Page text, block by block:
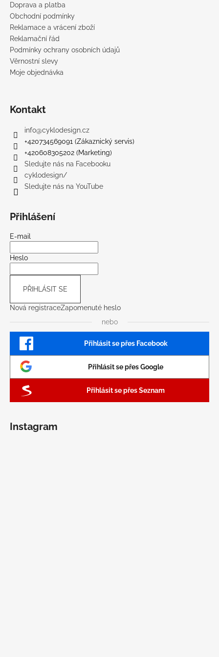
Doprava a platba
Obchodní podmínky
Reklamace a vrácení zboží
Reklamační řád
Podmínky ochrany osobních údajů
Věrnostní slevy
Moje objednávka
Kontakt
info@cyklodesign.cz
+420734569091 (Zákaznický servis)
+420608305202 (Marketing)
Sledujte nás na Facebooku
cyklodesign/
Sledujte nás na YouTube
Přihlášení
E-mail
Heslo
PŘIHLÁSIT SE
Nová registraceZapomenuté heslo
nebo
Přihlásit se přes Facebook
Přihlásit se přes Google
Přihlásit se přes Seznam
Instagram